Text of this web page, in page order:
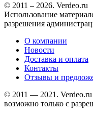
© 2011 – 2026. Verdeo.ru
Использование
разрешения
О компании
Новости
Доставка и оплата
Контакты
Отзывы и
© 2011 — 2021. Verdeo.ru
возможно только с